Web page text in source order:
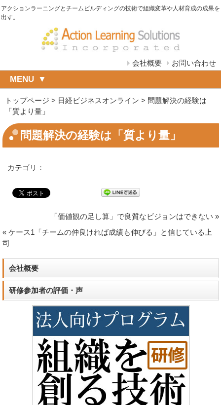
アクションラーニングとチームビルディングの技術で組織変革や人材育成の成果を
出す。
お問い合わせ
会社概要
MENU
トップページ > 日経ビジネスオンライン > 問題解決の経験は
「質より量」
問題解決の経験は「質より量」
カテゴリ：
「価値観の足し算」で良質なビジョンはできない »
« ケース1「チームの仲良ければ成績も伸びる」と信じている上
司
会社概要
研修参加者の評価・声